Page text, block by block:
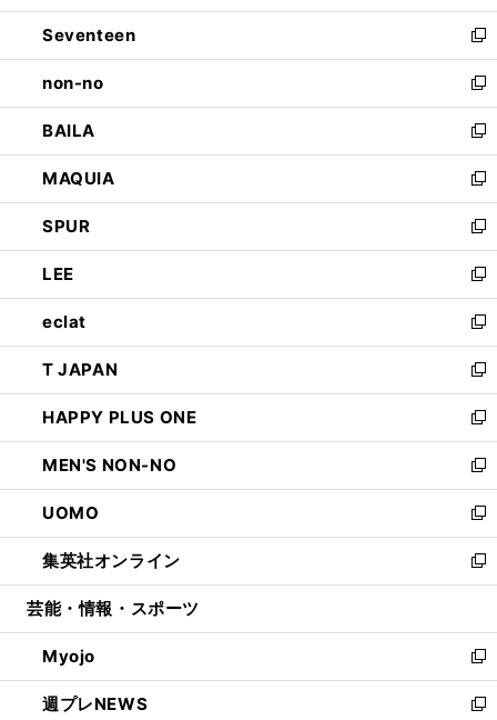
開
く
ウ
で
開
く
ン
ド
ウ
で
開
く
Seventeen
新
し
い
ウ
ィ
ン
ド
ウ
で
開
く
non-no
新
し
い
ウ
ィ
ン
ド
ウ
で
開
く
BAILA
新
し
い
ウ
ィ
ン
ド
ウ
で
開
く
MAQUIA
新
し
い
ウ
ィ
ン
ド
ウ
で
開
く
SPUR
新
し
い
ウ
ィ
ン
ド
ウ
で
開
く
LEE
新
し
い
ウ
ィ
ン
ド
ウ
で
開
く
eclat
新
し
い
ウ
ィ
ン
ド
ウ
で
開
く
T JAPAN
新
し
い
ウ
ィ
ン
ド
ウ
で
開
HAPPY PLUS ONE
新
し
い
ウ
ィ
ン
ド
ウ
開
く
MEN'S NON-NO
新
し
い
ウ
ィ
ン
ウ
で
開
く
UOMO
新
し
い
ウ
ン
ド
ウ
で
集英社オンライン
新
し
ウ
ィ
ン
ド
芸能・情報・スポーツ
Myojo
新
し
い
週プレNEWS
新